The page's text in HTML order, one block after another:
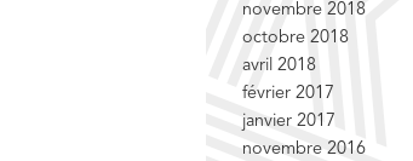
novembre 2018
octobre 2018
avril 2018
février 2017
janvier 2017
novembre 2016